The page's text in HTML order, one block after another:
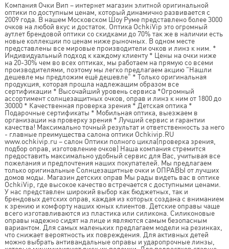
Компания Очки Вип – интернет магазин элитной оригинальной
оптики по доступным ценам, который динамично развивается с
2009 года. В нашем Московском Шоу Руме представлено более 3000
очков на любой вкус и достаток. Оптика OchkiVip это огромный
аутлет брендовой оптики со скидками до 70% так же в наличии есть
новые коллекции по ценам ниже рыночных. В одном месте
представлены все мировые производители очков и линз к ним. *
Индивидуальный подход к каждому клиенту * Цены на очки ниже
на 20-30% чем во всех оптиках, мы работаем на прямую со всеми
производителями, поэтому мы легко предлагаем акцию "Нашли
дешевле мы предложим ещё дешевле" * Только оригинальная
продукция, которая прошла надлежащим образом все
сертификации * Высочайший уровень сервиса *Огромный
ассортимент солнцезащитных очков, оправ и линз к ним от 1800 до
30000 * Качественная проверка зрения * Детская оптика *
Подарочные сертификаты * Мобильная оптика, выезжаем в
организации на проверку зрения * Лучший сервис и гарантии
качества! Максимально точный результат и ответственность за него
- главные преимущества салона оптики Ochkivip.RU
www.ochkivip.ru – салон Оптики полного цикла(проверка зрения,
подбор оправ, изготовление очков) Наша компания стремится
предоставить максимально удобный сервис для Вас, учитывая все
пожелания и предпочтения наших покупателей. Мы предлагаем
только оригинальные Солнцезащитные очки и ОПРАВЫ от лучших
домов моды. Магазин детских оправ Мы рады видеть вас в оптике
OchkiVip, где высокое качество встречается с доступными ценами.
У нас представлен широкий выбор как бюджетных, так и
брендовых детских оправ, каждая из которых создана с вниманием
к зрению и комфорту наших юных клиентов. Детские оправы чаще
всего изготавливаются из пластика или силикона. Силиконовые
оправы надежно сидят на лице и являются самым безопасным
вариантом. Для самых маленьких предлагаем модели на резинках,
что снижает вероятность их повреждения. Для активных детей
можно выбрать антивандальные оправы и ударопрочные линзы,